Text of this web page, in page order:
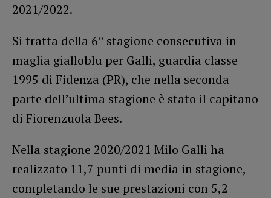
2021/2022.
Si tratta della 6° stagione consecutiva in
maglia gialloblu per Galli, guardia classe
1995 di Fidenza (PR), che nella seconda
parte dell’ultima stagione è stato il capitano
di Fiorenzuola Bees.
Nella stagione 2020/2021 Milo Galli ha
realizzato 11,7 punti di media in stagione,
completando le sue prestazioni con 5,2